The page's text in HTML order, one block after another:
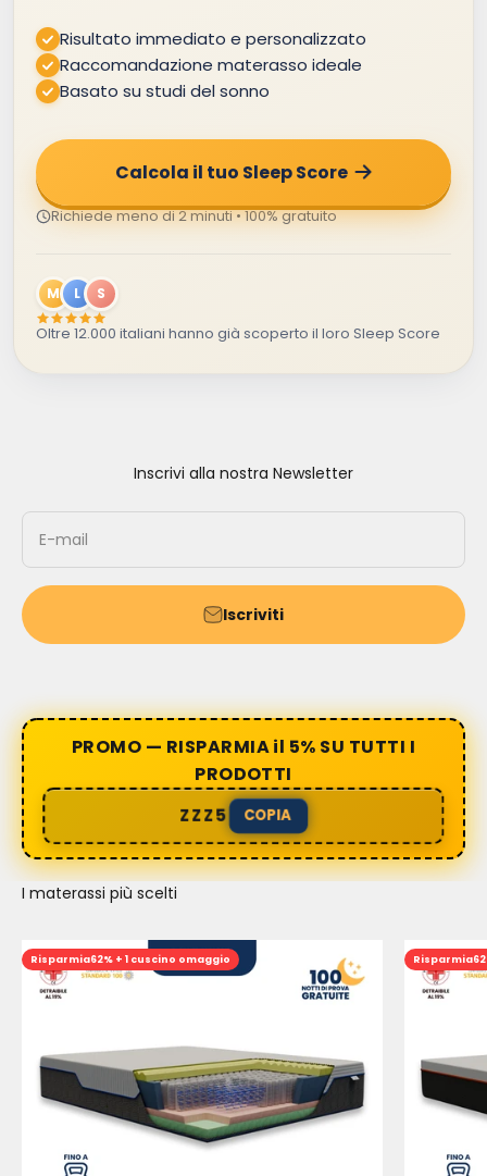
Risultato immediato e personalizzato
Raccomandazione materasso ideale
Basato su studi del sonno
Calcola il tuo Sleep Score
Richiede meno di 2 minuti • 100% gratuito
M L S
Oltre 12.000 italiani hanno già scoperto il loro Sleep Score
Inscrivi alla nostra Newsletter
E-mail
Iscriviti
PROMO — RISPARMIA il 5% SU TUTTI I
PRODOTTI
ZZZ5 COPIA
I materassi più scelti
Risparmia62% + 1 cuscino omaggio Risparmia